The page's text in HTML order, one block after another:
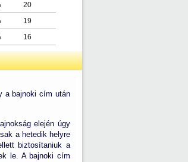
20
19
16
a bajnoki cím után
elején úgy
a hetedik helyre
biztosítaniuk a
le. A bajnoki cím